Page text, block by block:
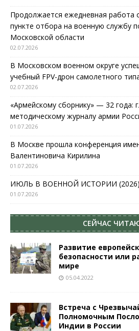
Продолжается ежедневная работа
пункте отбора на военную службу
Московской области
02.07.2026
В Московском военном округе
учебный FPV-дрон самолетного
02.07.2026
«Армейскому сборнику» — 32 года:
методическому журналу армии
01.07.2026
В Москве прошла конференция
Валентиновича Кирилина
01.07.2026
ИЮЛЬ В ВОЕННОЙ ИСТОРИИ (2026)
01.07.2026
СЕЙЧАС
Развитие
безопасности или
мире
05.04.2022
Встреча с
Полномочным
Индии в России